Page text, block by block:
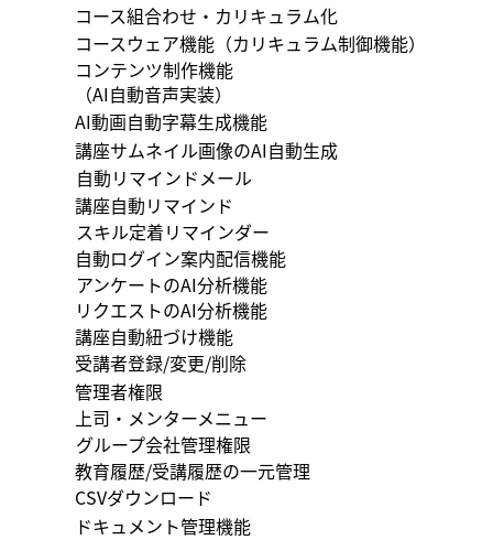
コース組合わせ・カリキュラム化
コースウェア機能（カリキュラム制御機能）
​​コンテンツ制作機能
（AI自動音声実装）
AI動画自動字幕生成機能
講座サムネイル画像のAI自動生成
自動リマインドメール
講座自動リマインド
スキル定着リマインダー
自動ログイン案内配信機能
アンケートのAI分析機能
リクエストのAI分析機能
講座自動紐づけ機能
受講者登録/変更/削除
管理者権限
上司・メンターメニュー
グループ会社管理権限
教育履歴/受講履歴の一元管理
CSVダウンロード
ドキュメント管理機能